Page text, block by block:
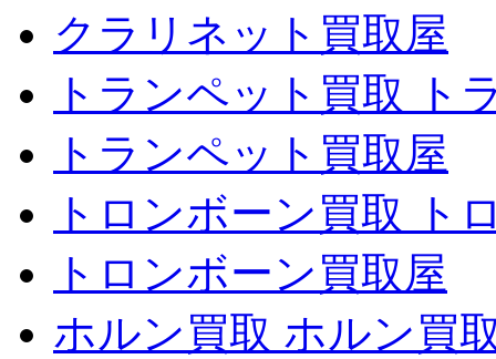
クラリネット買取屋
トランペット買取 ト
トランペット買取屋
トロンボーン買取 ト
トロンボーン買取屋
ホルン買取 ホルン買